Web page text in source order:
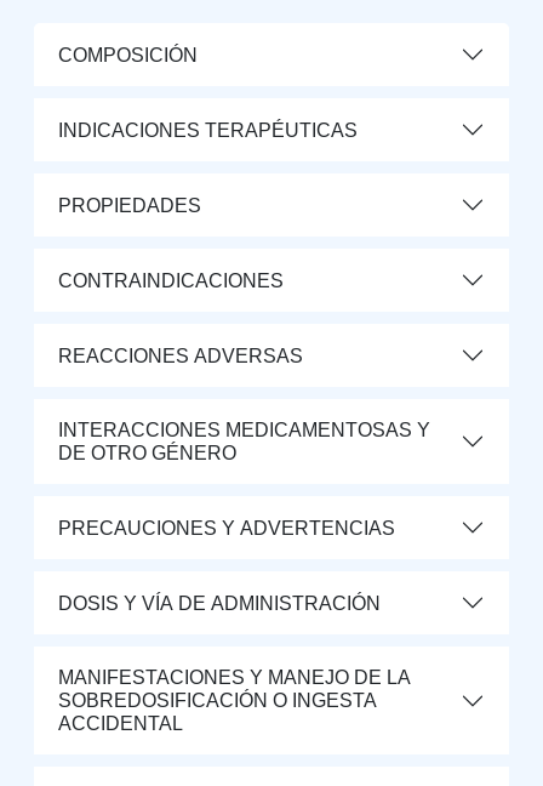
COMPOSICIÓN
INDICACIONES TERAPÉUTICAS
PROPIEDADES
CONTRAINDICACIONES
REACCIONES ADVERSAS
INTERACCIONES MEDICAMENTOSAS Y
DE OTRO GÉNERO
PRECAUCIONES Y ADVERTENCIAS
DOSIS Y VÍA DE ADMINISTRACIÓN
MANIFESTACIONES Y MANEJO DE LA
SOBREDOSIFICACIÓN O INGESTA
ACCIDENTAL